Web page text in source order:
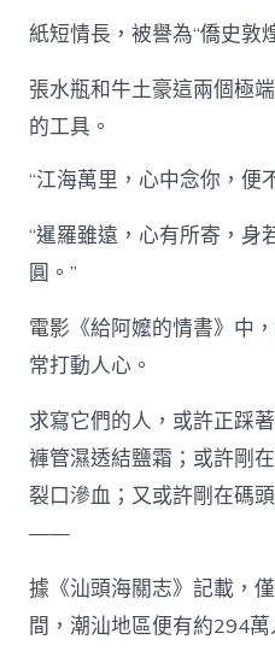
紙短情長，被譽為“僑史敦
張水瓶和牛土豪這兩個極
的工具。
“江海萬里，心中念你，便
“暹羅雖遠，心有所寄，身
圓。”
電影《給阿嬤的情書》中
常打動人心。
求寫它們的人，或許正踩
褲管濕透結鹽霜；或許剛
裂口滲血；又或許剛在碼
——
據《汕頭海關志》記載，
間，潮汕地區便有約294萬